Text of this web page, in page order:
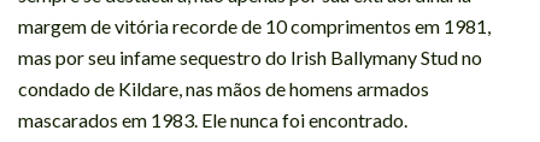
margem de vitória recorde de 10 comprimentos em 1981,
mas por seu infame sequestro do Irish Ballymany Stud no
condado de Kildare, nas mãos de homens armados
mascarados em 1983. Ele nunca foi encontrado.